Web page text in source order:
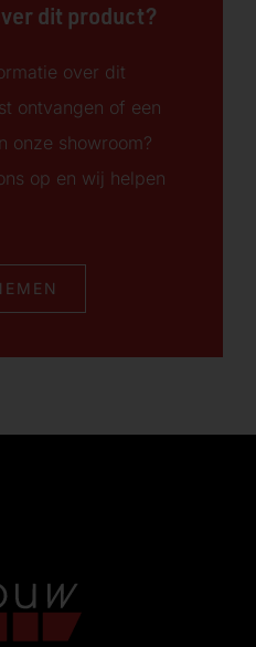
dit product?
over dit
ontvangen of een
onze showroom?
op en wij helpen